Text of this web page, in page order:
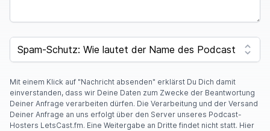
SPAM CAPTCHA
Mit einem Klick auf "Nachricht absenden" erklärst Du Dich damit
einverstanden, dass wir Deine Daten zum Zwecke der Beantwortung
Deiner Anfrage verarbeiten dürfen. Die Verarbeitung und der Versand
Deiner Anfrage an uns erfolgt über den Server unseres Podcast-
Hosters LetsCast.fm. Eine Weitergabe an Dritte findet nicht statt. Hier